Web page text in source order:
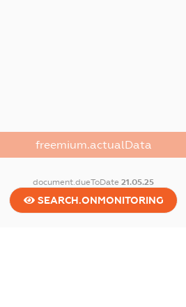
freemium.actualData
document.dueToDate21.05.25
SEARCH.ONMONITORING